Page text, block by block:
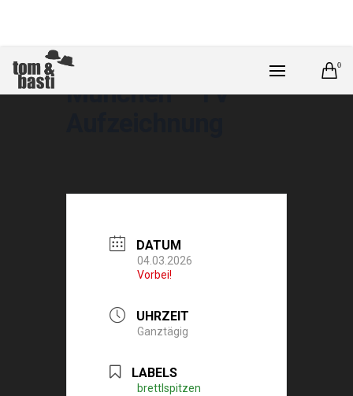
0
München – TV –
DATUM
04.03.2026
Vorbei!
UHRZEIT
Ganztägig
LABELS
brettlspitzen